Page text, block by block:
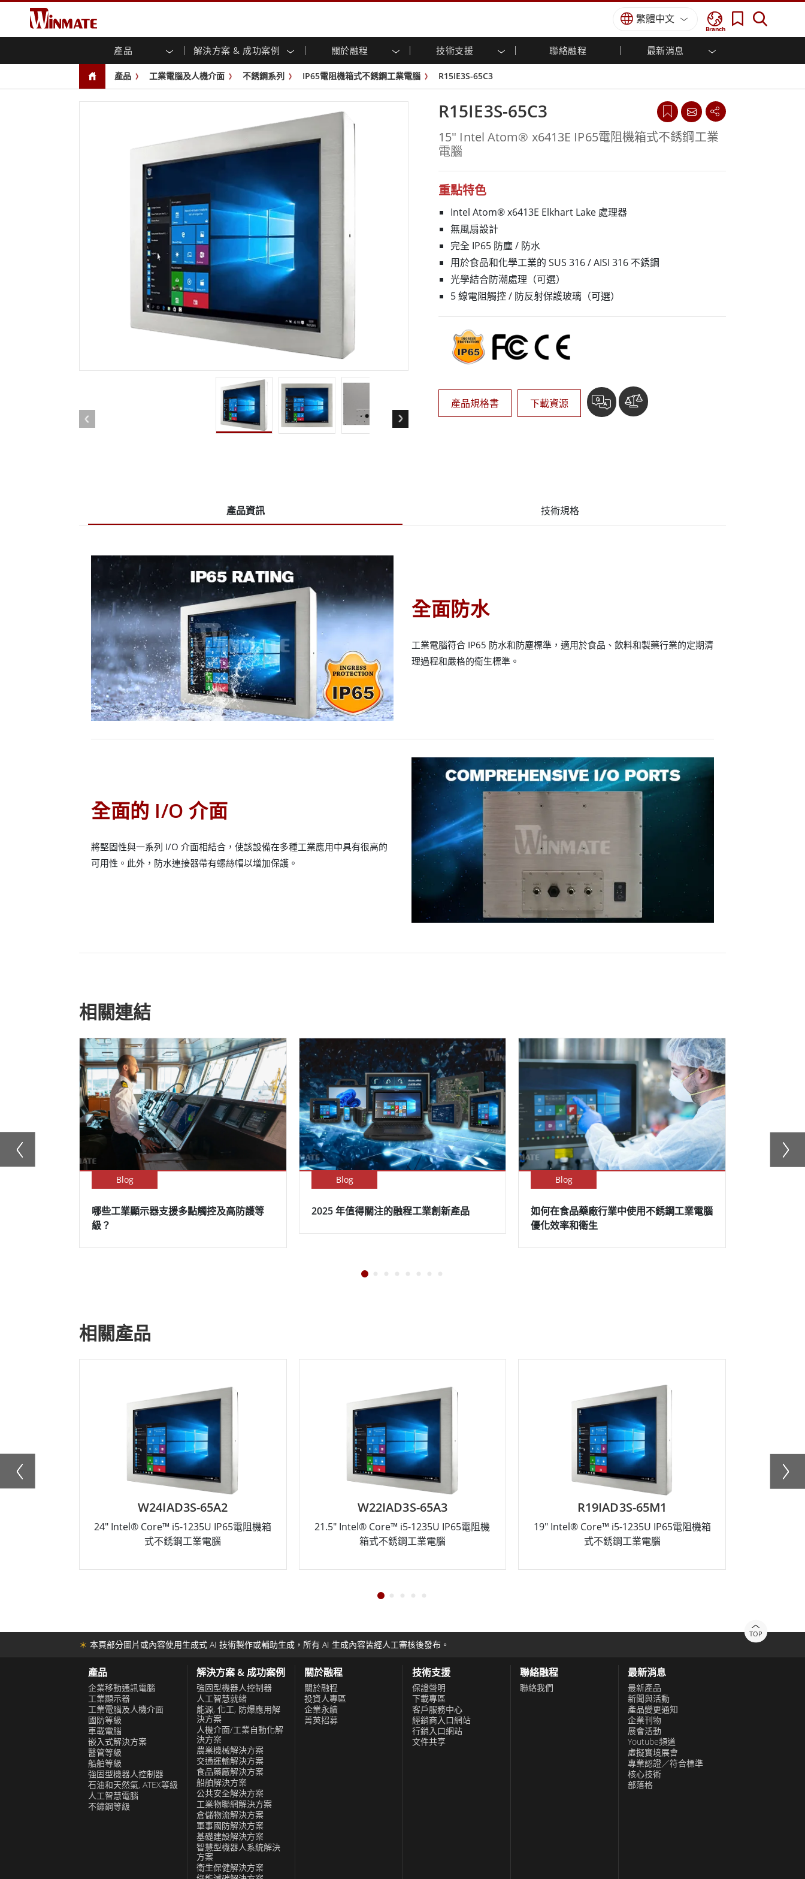
Branch
繁體中文
產品 解決方案 & 成功案例 關於融程 技術支援 聯絡融程 最新消息
企業移動通訊電腦
強固觸控筆記型電腦
強固型平板控制器
Android系統強固型平板電腦
超強固型平板電腦
工業顯示器
多點觸控 (投射電
機箱式
面板安裝
前面板IP65
USB Type-C
不銹鋼系列
戶外顯示器
G-WIN系列 / IP67
後置安裝
工業防爆等级
工業電腦及人機介面
人機介面 (投射電容觸控)
工業電腦 (投射電容觸控)
工業電腦 (電阻觸控)
不銹鋼系列
G-WIN系列 / IP67設計
長條形數位電子看板
邊緣運算人工智慧工業電腦
國防等級強固觸控筆記型電腦
國防等級強固型平板電腦
國防等級超強固型平板電腦
國防等級工業電腦
國防等級顯示器 / NVIS 顯示器
地面控制站
Windows車載電腦
Android車載電腦
嵌入式解決方案
嵌入式電腦 / IP65 防水強固型電腦
工業物聯網閘道器
無線電閘道器
醫管等級
醫管等級強固型平板電腦
醫管等級工業電腦
醫管等級顯示器
船舶等級
強固型機器人控制器
邊緣運算人工智慧移動電腦
石油和天然氣, ATEX等級
ATEX等級強固型手持行動電腦
ATEX等級工業電腦
人工智慧電腦
邊緣運算人工智慧移動電腦
邊緣運算人工智慧工業電腦
邊緣運算人工智慧嵌入式電腦
不鏽鋼等級
不鏽鋼工業電腦
不鏽鋼工業顯示器
強固型機器人控制器 人工智慧就緒 能源, 化工, 防爆應用解決方案
農業機械解決方案
交通運輸解決方案 食品藥廠解決方案
船舶解決方案
工業物聯網解決方案 倉儲物流解決方案
智慧型機器人系統解決方案 衛生保健解決方案
綠能減碳解決方案
自助服務亭解決方案
政府解决方案 重工業解決方案
智慧充電站解决方案
成功案例
關於融程 投資人專區 企業永續
保證聲明 下載專區 客戶服務中心
行銷入口網站
文件共享
最新產品 新聞與活動 產品變更通知
展會活動
Youtube頻道 虛擬實境展會
專業認證／符合標準
產品 工業電腦及人機介面 不銹鋼系列 IP65電阻機箱式不銹鋼工業電腦 R15IE3S-65C3
R15IE3S-65C3
15" Intel Atom® x6413E IP65電阻機箱式不銹鋼工業
電腦
重點特色
Intel Atom® x6413E Elkhart Lake 處理器
無風扇設計
完全 IP65 防塵 / 防水
用於食品和化學工業的 SUS 316 / AISI 316 不銹鋼
光學結合防潮處理（可選）
5 線電阻觸控 / 防反射保護玻璃（可選）
產品規格書 下載資源
產品資訊 技術規格
全面防水
工業電腦符合 IP65 防水和防塵標準，適用於食品、飲料和製藥行業的定期清
理過程和嚴格的衛生標準。
全面的 I/O 介面
將堅固性與一系列 I/O 介面相結合，使該設備在多種工業應用中具有很高的
可用性。此外，防水連接器帶有螺絲帽以增加保護。
相關連結
Blog
哪些工業顯示器支援多點觸控及高防護等
級？
Blog
2025 年值得關注的融程工業創新產品
Blog
如何在食品藥廠行業中使用不銹鋼工業電腦
優化效率和衛生
相關產品
W24IAD3S-65A2
24" Intel® Core™ i5-1235U IP65電阻機箱
式不銹鋼工業電腦
W22IAD3S-65A3
21.5" Intel® Core™ i5-1235U IP65電阻機
箱式不銹鋼工業電腦
R19IAD3S-65M1
19" Intel® Core™ i5-1235U IP65電阻機箱
式不銹鋼工業電腦
TOP
＊ 本頁部分圖片或內容使用生成式 AI 技術製作或輔助生成，所有 AI 生成內容皆經人工審核後發布。
產品
企業移動通訊電腦
工業顯示器
工業電腦及人機介面
國防等級
車載電腦
嵌入式解決方案
醫管等級
船舶等級
強固型機器人控制器
石油和天然氣, ATEX等級
人工智慧電腦
不鏽鋼等級
解決方案 & 成功案例
強固型機器人控制器
人工智慧就緒
能源, 化工, 防爆應用解
決方案
人機介面/工業自動化解
決方案
農業機械解決方案
交通運輸解決方案
食品藥廠解決方案
船舶解決方案
公共安全解決方案
工業物聯網解決方案
倉儲物流解決方案
軍事國防解決方案
基礎建設解決方案
智慧型機器人系統解決
方案
衛生保健解決方案
關於融程
關於融程
投資人專區
企業永續
菁英招募
技術支援
保證聲明
下載專區
客戶服務中心
經銷商入口網站
行銷入口網站
文件共享
聯絡融程
聯絡我們
最新消息
最新產品
新聞與活動
產品變更通知
企業刊物
展會活動
Youtube頻道
虛擬實境展會
專業認證／符合標準
核心技術
部落格